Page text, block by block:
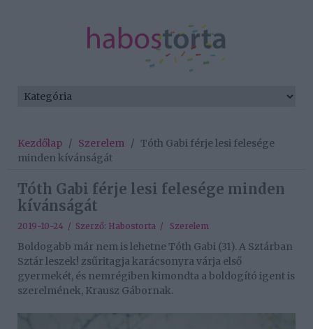
Kezdőlap / Szerelem / Tóth Gabi férje lesi felesége
minden kívánságát
Tóth Gabi férje lesi felesége minden
kívánságát
2019-10-24 / Szerző: Habostorta / Szerelem
Boldogabb már nem is lehetne Tóth Gabi (31). A Sztárban
Sztár leszek! zsűritagja karácsonyra várja első
gyermekét, és nemrégiben kimondta a boldogító igent is
szerelmének, Krausz Gábornak.